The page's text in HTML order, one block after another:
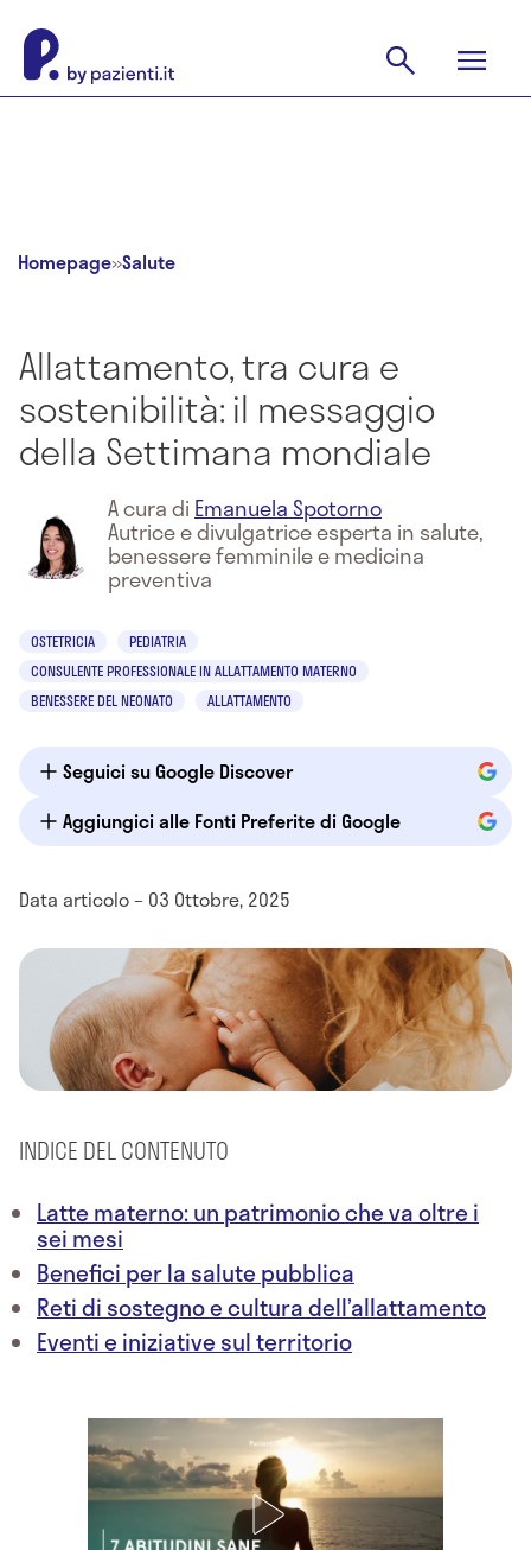
Homepage»Salute
Allattamento, tra cura e
sostenibilità: il messaggio
della Settimana mondiale
A cura di Emanuela Spotorno
Autrice e divulgatrice esperta in salute,
benessere femminile e medicina
preventiva
OSTETRICIA
PEDIATRIA
CONSULENTE PROFESSIONALE IN ALLATTAMENTO MATERNO
BENESSERE DEL NEONATO
ALLATTAMENTO
Seguici su Google Discover
Aggiungici alle Fonti Preferite di Google
Data articolo – 03 Ottobre, 2025
INDICE DEL CONTENUTO
Latte materno: un patrimonio che va oltre i
sei mesi
Benefici per la salute pubblica
Reti di sostegno e cultura dell’allattamento
Eventi e iniziative sul territorio